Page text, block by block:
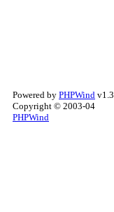
Powered by PHPWind
Copyright © 2003-04
PHPWind